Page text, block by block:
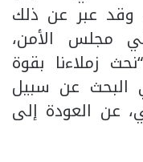
وقد عبر عن ذلك
مجلس الأمن،
زملاءنا بقوة
البحث عن سبيل
عن العودة إلى